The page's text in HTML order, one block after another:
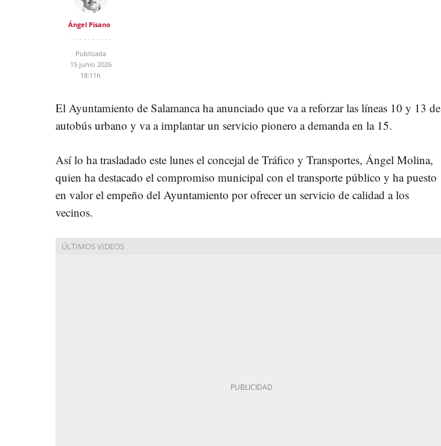
Ángel Pisano
Publicada
15 junio 2026
18:11h
El Ayuntamiento de Salamanca ha anunciado que va a reforzar las líneas 10 y 13 de
autobús urbano y va a implantar un servicio pionero a demanda en la 15.
Así lo ha trasladado este lunes el concejal de Tráfico y Transportes, Ángel Molina,
quien ha destacado el compromiso municipal con el transporte público y ha puesto
en valor el empeño del Ayuntamiento por ofrecer un servicio de calidad a los
vecinos.